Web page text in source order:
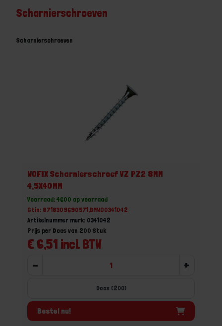
Scharnierschroeven
Scharnierschroeven
WOFIX Scharnierschroef VZ PZ2 8MM
4,5X40MM
Voorraad: 4600 op voorraad
Gtin: 8718309690571,BMWO0341042
Artikelnummer merk: 0341042
€ 6,51 incl. BTW
Prijs per Doos van 200 Stuk
- +
Doos (200)
Bestel nu!